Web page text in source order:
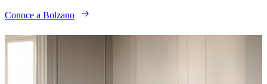
de
gratisSolicita
muestras
Conoce a Bolzano